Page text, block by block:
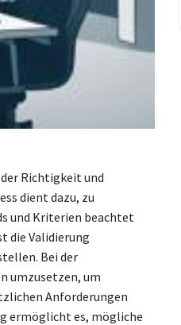
Richtigkeit und
dient dazu, zu
und Kriterien beachtet
die Validierung
Bei der
umzusetzen, um
Anforderungen
ermöglicht es, mögliche